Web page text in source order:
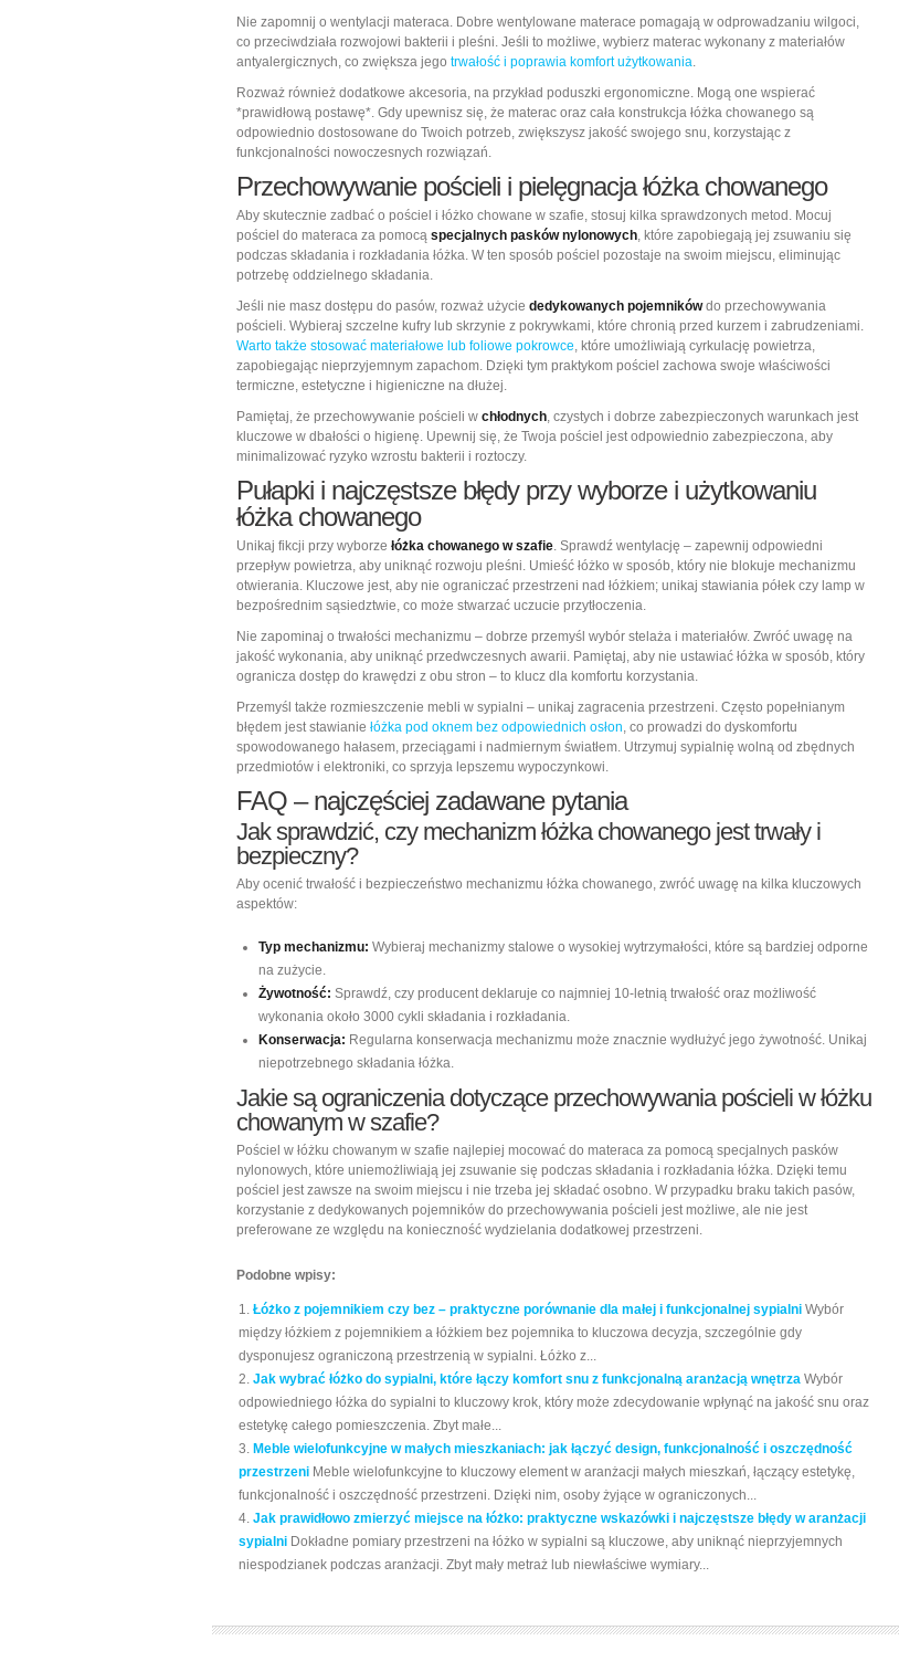
Nie zapomnij o wentylacji materaca. Dobre wentylowane materace pomagają w odprowadzaniu wilgoci,
co przeciwdziała rozwojowi bakterii i pleśni. Jeśli to możliwe, wybierz materac wykonany z materiałów
antyalergicznych, co zwiększa jego trwałość i poprawia komfort użytkowania.
Rozważ również dodatkowe akcesoria, na przykład poduszki ergonomiczne. Mogą one wspierać
*prawidłową postawę*. Gdy upewnisz się, że materac oraz cała konstrukcja łóżka chowanego są
odpowiednio dostosowane do Twoich potrzeb, zwiększysz jakość swojego snu, korzystając z
funkcjonalności nowoczesnych rozwiązań.
Przechowywanie pościeli i pielęgnacja łóżka chowanego
Aby skutecznie zadbać o pościel i łóżko chowane w szafie, stosuj kilka sprawdzonych metod. Mocuj
pościel do materaca za pomocą specjalnych pasków nylonowych, które zapobiegają jej zsuwaniu się
podczas składania i rozkładania łóżka. W ten sposób pościel pozostaje na swoim miejscu, eliminując
potrzebę oddzielnego składania.
Jeśli nie masz dostępu do pasów, rozważ użycie dedykowanych pojemnikówdo przechowywania
pościeli. Wybieraj szczelne kufry lub skrzynie z pokrywkami, które chronią przed kurzem i zabrudzeniami.
Warto także stosować materiałowe lub foliowe pokrowce, które umożliwiają cyrkulację powietrza,
zapobiegając nieprzyjemnym zapachom. Dzięki tym praktykom pościel zachowa swoje właściwości
termiczne, estetyczne i higieniczne na dłużej.
Pamiętaj, że przechowywanie pościeli w chłodnych, czystych i dobrze zabezpieczonych warunkach jest
kluczowe w dbałości o higienę. Upewnij się, że Twoja pościel jest odpowiednio zabezpieczona, aby
minimalizować ryzyko wzrostu bakterii i roztoczy.
Pułapki i najczęstsze błędy przy wyborze i użytkowaniu
łóżka chowanego
Unikaj fikcji przy wyborze łóżka chowanego w szafie. Sprawdź wentylację – zapewnij odpowiedni
przepływ powietrza, aby uniknąć rozwoju pleśni. Umieść łóżko w sposób, który nie blokuje mechanizmu
otwierania. Kluczowe jest, aby nie ograniczać przestrzeni nad łóżkiem; unikaj stawiania półek czy lamp w
bezpośrednim sąsiedztwie, co może stwarzać uczucie przytłoczenia.
Nie zapominaj o trwałości mechanizmu – dobrze przemyśl wybór stelaża i materiałów. Zwróć uwagę na
jakość wykonania, aby uniknąć przedwczesnych awarii. Pamiętaj, aby nie ustawiać łóżka w sposób, który
ogranicza dostęp do krawędzi z obu stron – to klucz dla komfortu korzystania.
Przemyśl także rozmieszczenie mebli w sypialni – unikaj zagracenia przestrzeni. Często popełnianym
błędem jest stawianie łóżka pod oknem bez odpowiednich osłon, co prowadzi do dyskomfortu
spowodowanego hałasem, przeciągami i nadmiernym światłem. Utrzymuj sypialnię wolną od zbędnych
przedmiotów i elektroniki, co sprzyja lepszemu wypoczynkowi.
FAQ – najczęściej zadawane pytania
Jak sprawdzić, czy mechanizm łóżka chowanego jest trwały i
bezpieczny?
Aby ocenić trwałość i bezpieczeństwo mechanizmu łóżka chowanego, zwróć uwagę na kilka kluczowych
aspektów:
Typ mechanizmu: Wybieraj mechanizmy stalowe o wysokiej wytrzymałości, które są bardziej odporne
na zużycie.
Żywotność: Sprawdź, czy producent deklaruje co najmniej 10-letnią trwałość oraz możliwość
wykonania około 3000 cykli składania i rozkładania.
Konserwacja: Regularna konserwacja mechanizmu może znacznie wydłużyć jego żywotność. Unikaj
niepotrzebnego składania łóżka.
Jakie są ograniczenia dotyczące przechowywania pościeli w łóżku
chowanym w szafie?
Pościel w łóżku chowanym w szafie najlepiej mocować do materaca za pomocą specjalnych pasków
nylonowych, które uniemożliwiają jej zsuwanie się podczas składania i rozkładania łóżka. Dzięki temu
pościel jest zawsze na swoim miejscu i nie trzeba jej składać osobno. W przypadku braku takich pasów,
korzystanie z dedykowanych pojemników do przechowywania pościeli jest możliwe, ale nie jest
preferowane ze względu na konieczność wydzielania dodatkowej przestrzeni.
Podobne wpisy:
Łóżko z pojemnikiem czy bez – praktyczne porównanie dla małej i funkcjonalnej sypialni Wybór
między łóżkiem z pojemnikiem a łóżkiem bez pojemnika to kluczowa decyzja, szczególnie gdy
dysponujesz ograniczoną przestrzenią w sypialni. Łóżko z...
Jak wybrać łóżko do sypialni, które łączy komfort snu z funkcjonalną aranżacją wnętrza Wybór
odpowiedniego łóżka do sypialni to kluczowy krok, który może zdecydowanie wpłynąć na jakość snu oraz
estetykę całego pomieszczenia. Zbyt małe...
Meble wielofunkcyjne w małych mieszkaniach: jak łączyć design, funkcjonalność i oszczędność
przestrzeni Meble wielofunkcyjne to kluczowy element w aranżacji małych mieszkań, łączący estetykę,
funkcjonalność i oszczędność przestrzeni. Dzięki nim, osoby żyjące w ograniczonych...
Jak prawidłowo zmierzyć miejsce na łóżko: praktyczne wskazówki i najczęstsze błędy w aranżacji
sypialni Dokładne pomiary przestrzeni na łóżko w sypialni są kluczowe, aby uniknąć nieprzyjemnych
niespodzianek podczas aranżacji. Zbyt mały metraż lub niewłaściwe wymiary...